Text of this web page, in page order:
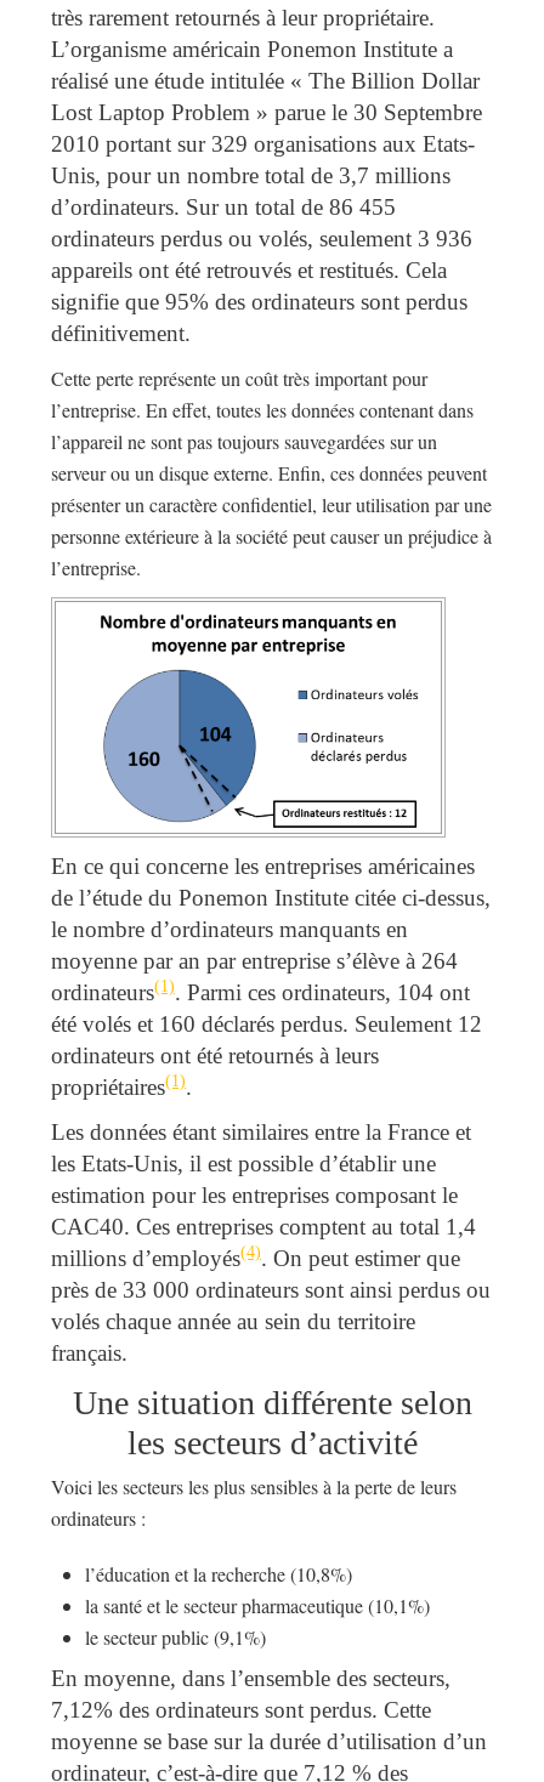
très rarement retournés à leur propriétaire.
L’organisme américain Ponemon Institute a
réalisé une étude intitulée « The Billion Dollar
Lost Laptop Problem » parue le 30 Septembre
2010 portant sur 329 organisations aux Etats-
Unis, pour un nombre total de 3,7 millions
d’ordinateurs. Sur un total de 86 455
ordinateurs perdus ou volés, seulement 3 936
appareils ont été retrouvés et restitués. Cela
signifie que 95% des ordinateurs sont perdus
définitivement.
Cette perte représente un coût très important pour
l’entreprise. En effet, toutes les données contenant dans
l’appareil ne sont pas toujours sauvegardées sur un
serveur ou un disque externe. Enfin, ces données peuvent
présenter un caractère confidentiel, leur utilisation par une
personne extérieure à la société peut causer un préjudice à
l’entreprise.
En ce qui concerne les entreprises américaines
de l’étude du Ponemon Institute citée ci-dessus,
le nombre d’ordinateurs manquants en
moyenne par an par entreprise s’élève à 264
ordinateurs(1). Parmi ces ordinateurs, 104 ont
été volés et 160 déclarés perdus. Seulement 12
ordinateurs ont été retournés à leurs
propriétaires(1).
Les données étant similaires entre la France et
les Etats-Unis, il est possible d’établir une
estimation pour les entreprises composant le
CAC40. Ces entreprises comptent au total 1,4
millions d’employés(4). On peut estimer que
près de 33 000 ordinateurs sont ainsi perdus ou
volés chaque année au sein du territoire
français.
Une situation différente selon
les secteurs d’activité
Voici les secteurs les plus sensibles à la perte de leurs
ordinateurs :
l’éducation et la recherche (10,8%)
la santé et le secteur pharmaceutique (10,1%)
le secteur public (9,1%)
En moyenne, dans l’ensemble des secteurs,
7,12% des ordinateurs sont perdus. Cette
moyenne se base sur la durée d’utilisation d’un
ordinateur, c’est-à-dire que 7,12 % des